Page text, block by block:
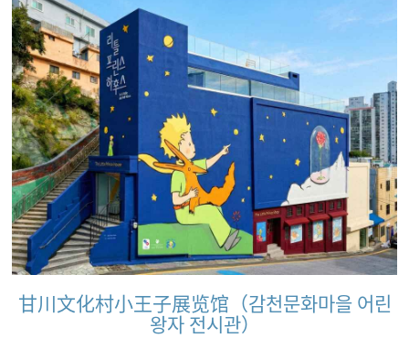
甘川文化村小王子展览馆（감천문화마을 어린
왕자 전시관）